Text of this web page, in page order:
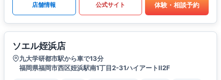
店舗情報 公式サイト 体験・相談予約
ソエル姪浜店
九大学研都市駅から車で13分
福岡県福岡市西区姪浜駅南1丁目2-31ハイアートII2F